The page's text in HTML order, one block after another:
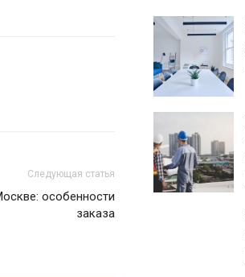
Следующая статья
особенности
заказа